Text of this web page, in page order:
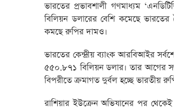
ভারতের প্রভাবশালী গণমাধ্যম
বিলিয়ন ডলারের বেশি কমেছে ভারতের
কমছে রুপির দামও।
ভারতের কেন্দ্রীয় ব্যাংক আরবিআইর
৫৫০.৮৭১ বিলিয়ন ডলার। তার আগের
বিপরীতে ক্রমাগত দুর্বল হচ্ছে ভারতীয়
রাশিয়ার ইউক্রেন অভিযানের পর থেকেই